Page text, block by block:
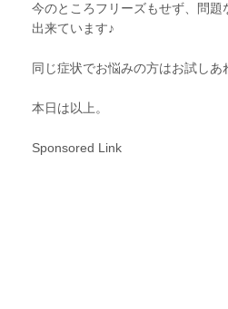
今のところフリーズもせず、問題
出来ています♪
同じ症状でお悩みの方はお試しあ
本日は以上。
Sponsored Link